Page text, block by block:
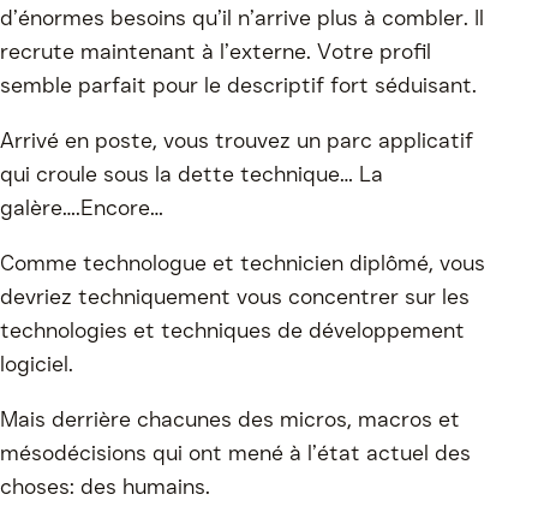
d’énormes besoins qu’il n’arrive plus à combler. Il
recrute maintenant à l’externe. Votre profil
semble parfait pour le descriptif fort séduisant.
Arrivé en poste, vous trouvez un parc applicatif
qui croule sous la dette technique… La
galère….Encore…
Comme technologue et technicien diplômé, vous
devriez techniquement vous concentrer sur les
technologies et techniques de développement
logiciel.
Mais derrière chacunes des micros, macros et
mésodécisions qui ont mené à l’état actuel des
choses: des humains.